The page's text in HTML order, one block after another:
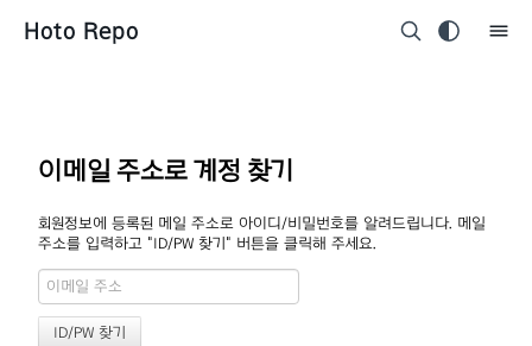
Hoto Repo
이메일 주소로 계정 찾기
회원정보에 등록된 메일 주소로 아이디/비밀번호를 알려드립니다. 메일
주소를 입력하고 "ID/PW 찾기" 버튼을 클릭해 주세요.